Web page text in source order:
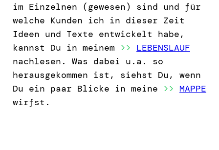
im Einzelnen (gewesen) sind und für
welche Kunden ich in dieser Zeit
Ideen und Texte entwickelt habe,
kannst Du in meinem >> LEBENSLAUF
nachlesen. Was dabei u.a. so
herausgekommen ist, siehst Du, wenn
Du ein paar Blicke in meine >> MAPPE
wirfst.